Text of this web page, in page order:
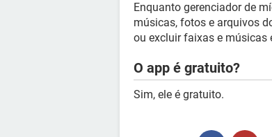
Enquanto gerenciador de
músicas, fotos e arquivos
ou excluir faixas e músicas
O app é gratuito?
Sim, ele é gratuito.